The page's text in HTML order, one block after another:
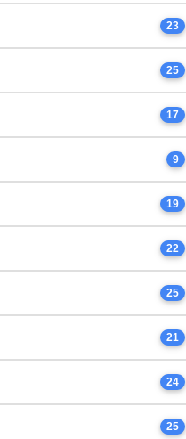
23
25
17
9
19
22
25
21
24
25